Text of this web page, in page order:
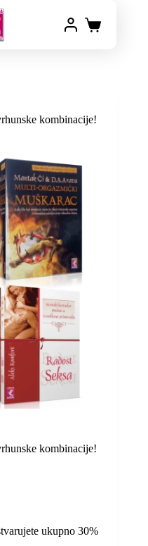
kombinacije!
kombinacije!
ukupno 30%